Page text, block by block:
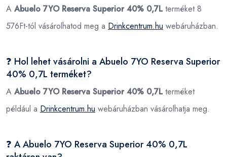
A Abuelo 7YO Reserva Superior 40% 0,7Lterméket 8
576Ft-tól vásárolhatod meg a Drinkcentrum.hu webáruházban.
❓ Hol lehet vásárolni a Abuelo 7YO Reserva Superior
40% 0,7L terméket?
A Abuelo 7YO Reserva Superior 40% 0,7Lterméket
például a Drinkcentrum.hu webáruházban vásárolhatja meg.
❓ A Abuelo 7YO Reserva Superior 40% 0,7L